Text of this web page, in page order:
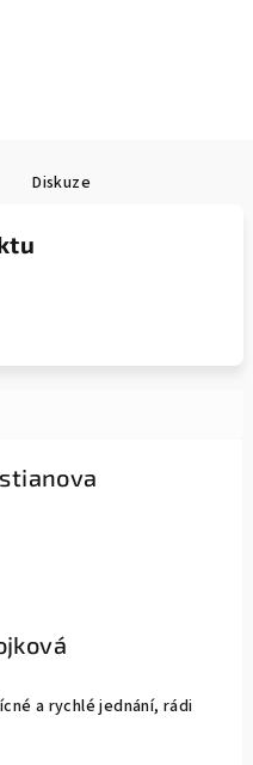
Diskuze
5 z 5 hvězdiček.
5 z 5 hvězdiček.
5 z 5 hvězdiček.
a rychlé jednání, rádi